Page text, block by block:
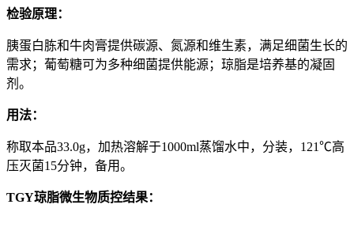
检验原理：
胰蛋白胨和牛肉膏提供碳源、氮源和维生素，满足细菌生长的
需求；葡萄糖可为多种细菌提供能源；琼脂是培养基的凝固
剂。
用法：
称取本品33.0g，加热溶解于1000ml蒸馏水中，分装，121℃高
压灭菌15分钟，备用。
TGY琼脂微生物质控结果：